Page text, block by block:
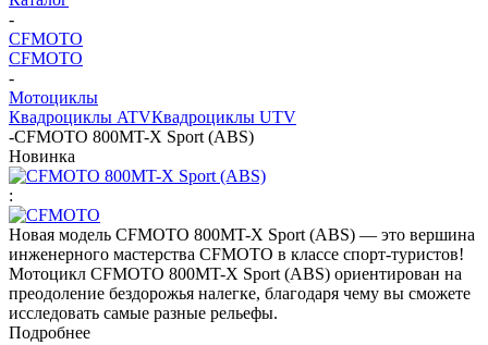
-
CFMOTO
CFMOTO
-
Мотоциклы
Квадроциклы ATVКвадроциклы UTV
-CFMOTO 800MT-X Sport (ABS)
Новинка
:
Новая модель CFMOTO 800MT-X Sport (ABS) — это вершина
инженерного мастерства CFMOTO в классе спорт-туристов!
Мотоцикл CFMOTO 800MT-X Sport (ABS) ориентирован на
преодоление бездорожья налегке, благодаря чему вы сможете
исследовать самые разные рельефы.
Подробнее